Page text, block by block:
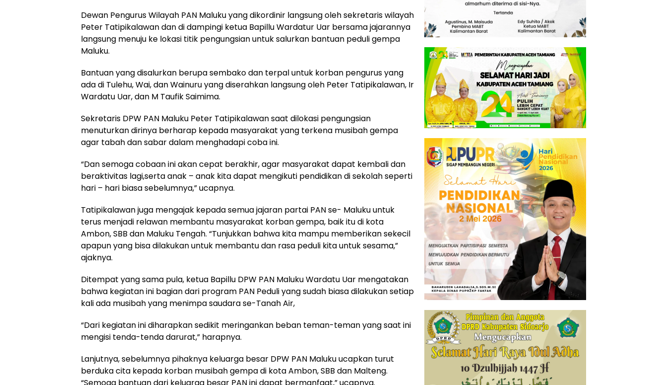
Dewan Pengurus Wilayah PAN Maluku yang dikordinir langsung oleh sekretaris wilayah
Peter Tatipikalawan dan di dampingi ketua Bapillu Wardatur Uar bersama jajarannya
langsung menuju ke lokasi titik pengungsian untuk salurkan bantuan peduli gempa
Maluku.
Bantuan yang disalurkan berupa sembako dan terpal untuk korban pengurus yang
ada di Tulehu, Wai, dan Wainuru yang diserahkan langsung oleh Peter Tatipikalawan, Ir
Wardatu Uar, dan M Taufik Saimima.
Sekretaris DPW PAN Maluku Peter Tatipikalawan saat dilokasi pengungsian
menuturkan dirinya berharap kepada masyarakat yang terkena musibah gempa
agar tabah dan sabar dalam menghadapi coba ini.
“Dan semoga cobaan ini akan cepat berakhir, agar masyarakat dapat kembali dan
beraktivitas lagi,serta anak – anak kita dapat mengikuti pendidikan di sekolah seperti
hari – hari biasa sebelumnya,” ucapnya.
Tatipikalawan juga mengajak kepada semua jajaran partai PAN se- Maluku untuk
terus menjadi relawan membantu masyarakat korban gempa, baik itu di kota
Ambon, SBB dan Maluku Tengah. “Tunjukkan bahwa kita mampu memberikan sekecil
apapun yang bisa dilakukan untuk membantu dan rasa peduli kita untuk sesama,”
ajaknya.
Ditempat yang sama pula, ketua Bapillu DPW PAN Maluku Wardatu Uar mengatakan
bahwa kegiatan ini bagian dari program PAN Peduli yang sudah biasa dilakukan setiap
kali ada musibah yang menimpa saudara se-Tanah Air,
“Dari kegiatan ini diharapkan sedikit meringankan beban teman-teman yang saat ini
mengisi tenda-tenda darurat,” harapnya.
Lanjutnya, sebelumnya pihaknya keluarga besar DPW PAN Maluku ucapkan turut
berduka cita kepada korban musibah gempa di kota Ambon, SBB dan Malteng.